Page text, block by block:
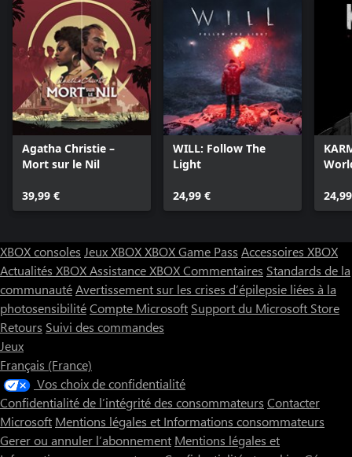
Agatha Christie –
Mort sur le Nil
39,99 €
WILL: Follow The
Light
24,99 €
XBOX consoles Jeux XBOXXBOX Game Pass Accessoires XBOX
Actualités XBOXAssistance XBOXCommentaires Standards de la
communautéAvertissement sur les crises d’épilepsie liées à la
photosensibilitéCompte Microsoft Support du Microsoft Store
Retours Suivi des commandes
Jeux
Français (France)
Vos choix de confidentialité
Confidentialité de l’intégrité des consommateurs Contacter
Microsoft Mentions légales et Informations consommateurs
Gerer ou annuler l’abonnement Mentions légales et